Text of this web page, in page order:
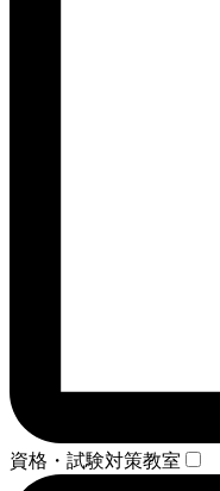
資格・試験対策教室